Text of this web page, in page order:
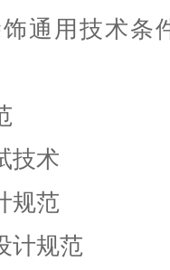
通用技术条
技术
规范
计规范